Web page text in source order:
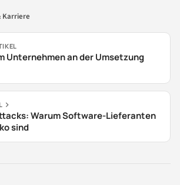
Karriere
Unternehmen an der Umsetzung
Warum Software-Lieferanten
sind